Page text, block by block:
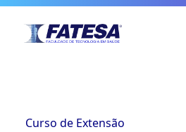
Curso de Extensão